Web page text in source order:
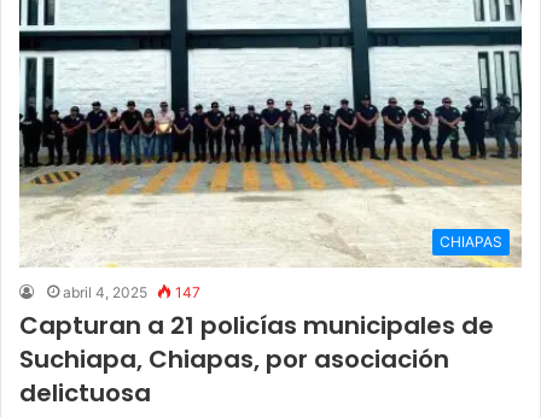
CHIAPAS
abril 4, 2025 147
Capturan a 21 policías municipales de
Suchiapa, Chiapas, por asociación
delictuosa